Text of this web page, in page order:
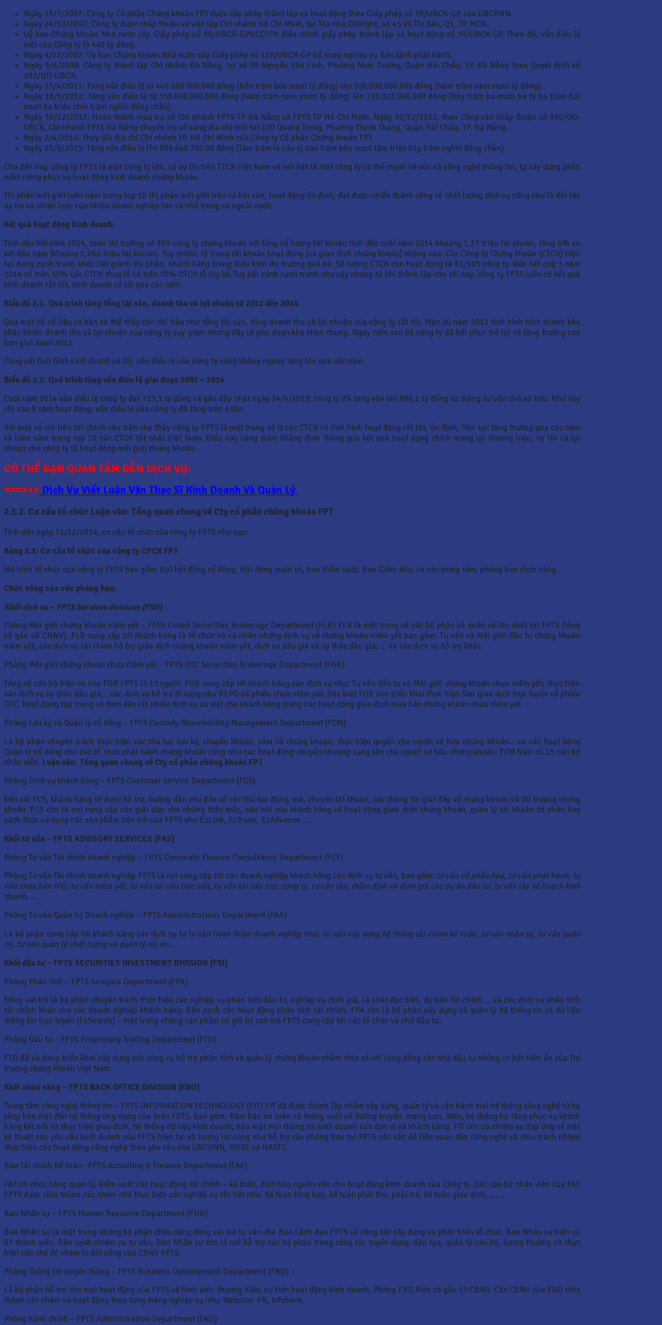
Ngày 13/7/2007: Công ty Cổ phần Chứng khoán FPT được cấp phép thành lập và hoạt động theo Giấy phép số 59/UBCK-GP của UBCKNN.
Ngày 24/10/2007: Công ty được chấp thuận về việc lập Chi nhánh Hồ Chí Minh, tại Tòa nhà Citilight, số 45 Võ Thị Sáu, Q1, TP HCM.
Uỷ ban Chứng khoán Nhà nước cấp Giấy phép số 90/UBCK-GPĐCCTCK điều chỉnh giấy phép thành lập và hoạt động số 59/UBCK-GP. Theo đó, vốn điều lệ
mới của Công ty là 440 tỷ đồng.
Ngày 4/12/2007: Ủy ban Chứng khoán Nhà nước cấp Giấy phép số 127/UBCK-GP bổ sung nghiệp vụ Bảo lãnh phát hành.
Ngày 9/6/2008: Công ty thành lập Chi nhánh Đà Nẵng, tại số 09 Nguyễn Văn Linh, Phường Nam Dương, Quận Hải Châu, TP. Đà Nẵng theo Quyết định số
392/QD-UBCK.
Ngày 13/4/2011: Tăng vốn điều lệ từ 440.000.000.000 đồng (Bốn trăm bốn mươi tỷ đồng) lên 550.000.000.000 đồng (Năm trăm năm mươi tỷ đồng).
Ngày 18/6/2012: Tăng vốn điều lệ từ 550.000.000.000 đồng (Năm trăm năm mươi tỷ đồng) lên 733.323.900.000 đồng (Bảy trăm ba mươi ba tỷ ba trăm hai
mươi ba triệu chín trăm nghìn đồng chẵn).
Ngày 30/12/2013: Hoàn thành mua trụ sở Chi nhánh FPTS TP Đà Nẵng và FPTS TP Hồ Chí Minh. Ngày 30/12/2013, theo Công văn chấp thuận số 930/QĐ-
UBCK, Chi nhánh FPTS Đà Nẵng chuyển trụ sở sang địa chỉ mới tại 100 Quang Trung, Phường Thạch Thang, Quận Hải Châu, TP. Đà Nẵng.
Ngày 2/4/2014: Thay đổi địa chỉ Chi nhánh TP. Hồ Chí Minh của Công ty Cổ phần Chứng khoán FPT.
Ngày 23/6/2015: Tăng vốn điều lệ lên 806.648.700.00 đồng (Tám trăm lẻ sáu tỷ sáu trăm bốn mươi tám triệu bảy trăm nghìn đồng chẵn).
Cho đến nay, công ty FPTS là một công ty lớn, có uy tín trên TTCK Việt Nam và nổi bật là một công ty có thế mạnh về vốn và công nghệ thông tin, tự xây dựng phần
mềm riêng phục vụ hoạt động kinh doanh chứng khoán.
Thị phần môi giới luôn nằm trong top 10 thị phần môi giới trên cả hai sàn, hoạt động ổn định, đạt được nhiều thành công về chất lượng dịch vụ cũng như là đối tác
uy tín và chiến lược của nhiều doanh nghiệp lớn và nhỏ trong và ngoài nước.
Kết quả hoạt động kinh doanh:
Tính đến hết năm 2014, toàn thị trường có 105 công ty chứng khoán với tổng số lượng tài khoản tính đến cuối năm 2014 khoảng 1,37 triệu tài khoản, tăng 6% so
với đầu năm (khoảng 1,262 triệu tài khoản). Tuy nhiên, tỷ trọng tài khoản hoạt động (có giao dịch chứng khoán) không cao. Các Công ty Chứng khoán (CTCK) hiện
tại đang cạnh tranh khốc liệt giành thị phần, khách hàng trong điều kiện thị trường quá bé. Số lượng CTCK còn hoạt động là 81/105 công ty. Đến hết quý 3 năm
2014 có trên 50% các CTCK thua lỗ và trên 70% CTCK lỗ lũy kế. Tuy bối cảnh cạnh tranh như vậy nhưng từ khi thành lập cho tới nay, công ty FPTS luôn có kết quả
kinh doanh rất tốt, kinh doanh có lãi qua các năm.
Biểu đồ 2.1. Quá trình tăng tổng tài sản, doanh thu và lợi nhuậntừ 2012 đến 2014
Qua một số số liệu cơ bản có thể thấy các chỉ tiêu như tổng tài sản, tổng doanh thu và lợi nhuận của công ty rất tốt. Mặc dù năm 2013 tình hình kinh doanh khó
khăn khiến doanh thu và lợi nhuận của công ty suy giảm nhưng đây là giai đoạn khó khăn chung. Ngay năm sau đó công ty đã hồi phục trở lại và tăng trưởng cao
hơn giai đoạn 2012.
Cùng với tình hình kinh doanh có lãi, vốn điều lệ của công ty cũng không ngừng tăng lên qua các năm.
Biểu đồ 2.2. Quá trình tăng vốn điều lệ giai đoạn 2007 – 2014
Cuối năm 2014 vốn điều lệ công ty đạt 733,3 tỷ đồng và gần đây nhất ngày 24/6/2015, công ty đã tăng vốn lên 806,6 tỷ đồng từ thặng dư vốn chủ sở hữu. Như vậy
chỉ sau 8 năm hoạt động, vốn điều lệ của công ty đã tăng trên 4 lần.
Với một số chỉ tiêu tài chính nêu trên cho thấy công ty FPTS là một trong số ít các CTCK có tình hình hoạt động rất tốt, ổn định, liên tục tăng trưởng qua các năm
và luôn nằm trong top 10 các CTCK tốt nhất Việt Nam. Điều này càng được khẳng định thông qua kết quả hoạt động chính mang lại thương hiệu, uy tín và lợi
nhuận cho công ty là hoạt động môi giới chứng khoán.
CÓ THỂ BẠN QUAN TÂM ĐẾN DỊCH VỤ:
===>>> Dịch Vụ Viết Luận Văn Thạc Sĩ Kinh Doanh Và Quản Lý
2.1.2. Cơ cấu tổ chức Luận văn: Tổng quan chung về Cty cổ phần chứng khoán FPT
Tính đến ngày 31/12/2014, cơ cấu tổ chức của công ty FPTS như sau:
Bảng 2.1: Cơ cấu tổ chức của công ty CPCK FPT
Mô hình tổ chức của công ty FPTS bao gồm: Đại hội đồng cổ đông, Hội đồng quản trị, ban Kiểm soát, Ban Giám đốc, và các trung tâm, phòng ban chức năng.
Chức năng của các phòng ban:
Khối dịch vụ – FPTS Services divisions (FSD)
Phòng Môi giới chứng khoán niêm yết – FPTS Listed Securities Brokerage Department (FLB) FLB là một trong số các bộ phận có quân số lớn nhất tại FPTS (tổng
số gần 40 CNNV). FLB cung cấp tới khách hàng là tổ chức và cá nhân những dịch vụ về chứng khoán niêm yết bao gồm: Tư vấn và Môi giới đầu tư chứng khoán
niêm yết, các dịch vụ tài chính hỗ trợ giao dịch chứng khoán niêm yết, dịch vụ đấu giá và ủy thác đấu giá; … và các dịch vụ hỗ trợ khác.
Phòng Môi giới chứng khoán chưa niêm yết – FPTS OTC Securities Brokerage Department (FOB)
Tổng số cán bộ hiện có của FOB FPTS là 15 người. FOB cung cấp tới khách hàng các dịch vụ như: Tư vấn đầu tư và Môi giới chứng khoán chưa niêm yết; thực hiện
các dịch vụ ủy thác đấu giá,…các dịch vụ hỗ trợ đi cùng như REPO cổ phiếu chưa niêm yết. Đặc biệt FOB còn triển khai thực hiện Sàn giao dịch trực tuyến cổ phiếu
OTC, hoạt động tập trung và đem đến rất nhiều dịch vụ ưu việt cho khách hàng trong các hoạt động giao dịch mua bán chứng khoán chưa niêm yết.
Phòng Lưu ký và Quản lý cổ đông – FPTS Custody-Shareholding Management Department (FCM)
Là bộ phận chuyên trách thực hiện các thủ tục lưu ký, chuyển khoản, cầm cố chứng khoán, thực hiện quyền cho người sở hữu chứng khoán… và các hoạt động
Quản lý cổ đông cho các tổ chức phát hành chứng khoán cũng như các hoạt động chuyển nhượng sang tên cho người sở hữu chứng khoán. FCM hiện có 15 cán bộ
nhân viên. Luận văn: Tổng quan chung về Cty cổ phần chứng khoán FPT
Phòng Dịch vụ khách hàng – FPTS Customer Service Department (FCS)
Đến với FCS, khách hàng sẽ được hỗ trợ, hướng dẫn chu đáo về các thủ tục đóng, mở, chuyển tài khoản, các thông tin giải đáp về chứng khoán và thị trường chứng
khoán. FCS còn là nơi cung cấp các giải đáp cho những thắc mắc, câu hỏi của khách hàng về hoạt động giao dịch chứng khoán, quản lý tài khoản cá nhân hay
cách thức sử dụng các sản phẩm tiện ích của FPTS như EzLink, EzTrade, EzAdvance ….
Khối tư vấn – FPTS ADVISORY SERVICES (FAS)
Phòng Tư vấn Tài chính doanh nghiệp – FPTS Corporate Finance Consultancy Department (FCF)
Phòng Tư vấn Tài chính doanh nghiệp FPTS là nơi cung cấp tới các doanh nghiệp khách hàng các dịch vụ tư vấn, bao gồm: tư vấn cổ phần hóa, tư vấn phát hành, tư
vấn chào bán IPO, tư vấn niêm yết, tư vấn tái cấu trúc vốn, tư vấn tái cấu trúc công ty, tư vấn lập, thẩm định và định giá các dự án đầu tư, tư vấn lập kế hoạch kinh
doanh, …
Phòng Tư vấn Quản trị Doanh nghiệp – FPTS Administrations Department (FAA)
Là bộ phận cung cấp tới khách hàng các dịch vụ tư tư vấn hoàn thiện doanh nghiệp như: tư vấn xây dựng hệ thống tài chính kế toán, tư vấn nhân sự, tư vấn quản
trị, tư vấn quản lý chất lượng và quản lý rủi ro…
Khối đầu tư – FPTS SECURITIES INVESTMENT DIVISION (FSI)
Phòng Phân tích – FPTS Analysis Department (FPA)
Đóng vai trò là bộ phận chuyên trách thực hiện các nghiệp vụ phân tích đầu tư, nghiệp vụ định giá, rà soát đặc biệt, dự báo tài chính … và các dịch vụ phân tích
tài chính khác cho các doanh nghiệp khách hàng. Bên cạnh các hoạt động phân tích tài chính, FPA còn là bộ phận xây dựng và quản lý hệ thống cơ sở dữ liệu
thông tin trực tuyến (EzSearch) – một trong những sản phẩm có giá trị cao mà FPTS cung cấp tới các tổ chức và nhà đầu tư.
Phòng Đầu tư – FPTS Proprietary Trading Department (FTD)
FTD đã và đang triển khai xây dựng các công cụ hỗ trợ phân tích và quản lý chứng khoán nhằm chia sẻ với cộng đồng các nhà đầu tư những cơ hội tiềm ẩn của Thị
trường chứng khoán Việt Nam.
Khối chức năng – FPTS BACK OFFICE DIVISION (FBO)
Trung tâm công nghệ thông tin – FPTS INFORMATION TECHNOLOGY (FIT) FIT đã được thành lập nhằm xây dựng, quản lý và vận hành mọi hệ thống công nghệ từ hạ
tầng bảo mật đến hệ thống ứng dụng của toàn FPTS, bao gồm: Đảm bảo an toàn và thông suốt về đường truyền, mạng Lan, Wan, hệ thống hạ tầng phục vụ khách
hàng kết nối và thực hiện giao dịch, hệ thống dữ liệu kinh doanh; bảo mật mọi thông tin kinh doanh của đơn vị và khách hàng. FIT còn có nhiệm vụ đáp ứng về mặt
kỹ thuật các yêu cầu kinh doanh của FPTS hiện tại và tương lai cũng như hỗ trợ các phòng ban tại FPTS các vấn đề liên quan đến công nghệ và chịu trách nhiệm
thực hiện các hoạt động công nghệ theo yêu cầu của UBCKNN, HOSE và HASTC.
Ban Tài chính Kế toán– FPTS Accouting & Finance Department (FAF)
FAF có chức năng quản lý, kiểm soát các hoạt động tài chính – kế toán, đảm bảo nguồn vốn cho hoạt động kinh doanh của Công ty. Các cán bộ nhân viên của FAF
FPTS được chia thành các nhóm nhỏ thực hiện các nghiệp vụ chi tiết như: Kế toán tổng hợp, kế toán phải thu, phải trả, kế toán giao dịch, …. ..
Ban Nhân sự – FPTS Human Resource Department (FHR)
Ban Nhân sự là một trong những bộ phận chức năng đóng vai trò tư vấn cho Ban Lãnh đạo FPTS về công tác xây dựng và phát triển tổ chức. Ban Nhân sự hiện có
07 thành viên. Bên cạnh nhiệm vụ tư vấn, Ban Nhân sự còn là nơi hỗ trợ các bộ phận trong công tác tuyển dụng, đào tạo, quản lý cán bộ, lương thưởng và thực
hiện các chế độ chăm lo đời sống của CBNV FPTS.
Phòng Thông tin truyền thông – FPTS Business Development Department (FBD)
Là bộ phận hỗ trợ cho mọi hoạt động của FPTS về hình ảnh, thương hiệu, sự kiện hoạt động kinh doanh, Phòng FBD hiện có gần 15 CBNV. Các CBNV của FBD chia
thành các nhóm và hoạt động theo từng mảng nghiệp vụ như: Website; PR, Infobank.
Phòng hành chính – FPTS Administration Department (FAD)